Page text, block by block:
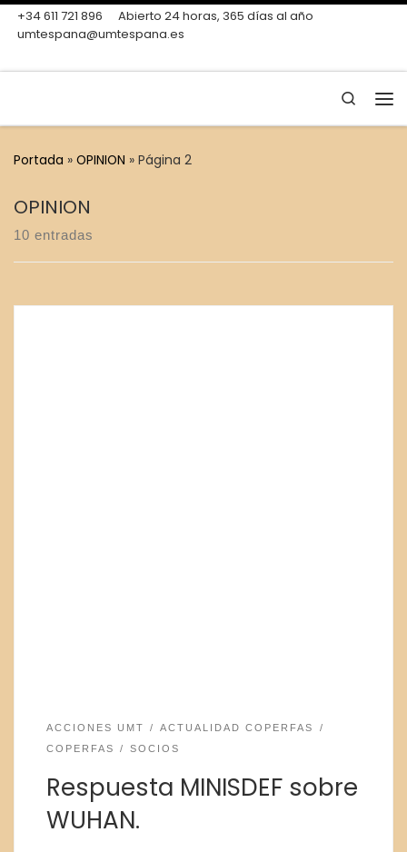
Skip to content
+34 611 721 896
Abierto 24 horas, 365 días al año
umtespana@umtespana.es
Search
Portada » OPINION » Página 2
OPINION
10 entradas
ACCIONES UMT
ACTUALIDAD COPERFAS
COPERFAS
SOCIOS
Respuesta MINISDEF sobre
WUHAN.